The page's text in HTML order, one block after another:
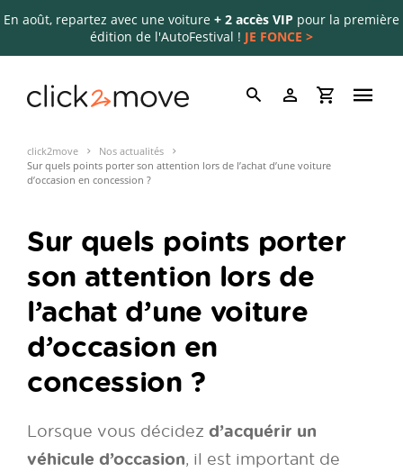
En août, repartez avec une voiture + 2 accès VIP pour la première
édition de l'AutoFestival ! JE FONCE >
click2move
Nos actualités
Sur quels points porter son attention lors de l’achat d’une voiture
d’occasion en concession ?
Sur quels points porter
son attention lors de
l’achat d’une voiture
d’occasion en
concession ?
Lorsque vous décidez d’acquérir un
véhicule d’occasion, il est important de